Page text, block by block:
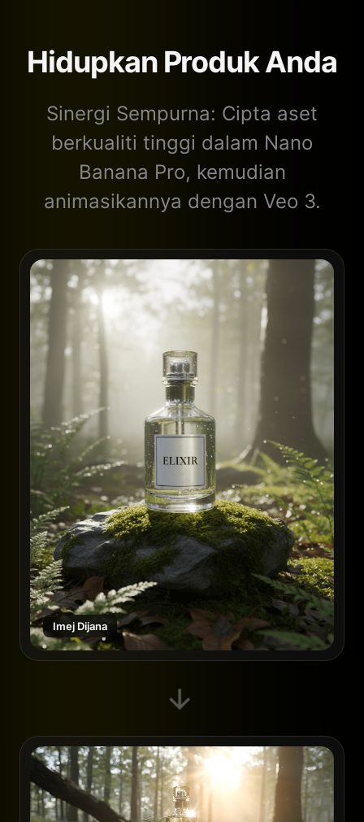
Hidupkan Produk Anda
Sinergi Sempurna: Cipta aset
berkualiti tinggi dalam Nano
Banana Pro, kemudian
animasikannya dengan Veo 3.
Imej Dijana